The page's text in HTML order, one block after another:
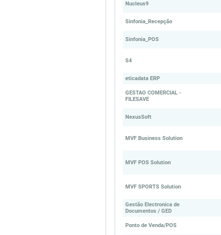
Nucleus9
Sinfonia_Recepção
Sinfonia_POS
S4
eticadata ERP
GESTAO COMERCIAL -
FILESAVE
NexusSoft
MVF Business Solution
MVF POS Solution
MVF SPORTS Solution
Gestão Electronica de
Documentos / GED
Ponto de Venda/POS